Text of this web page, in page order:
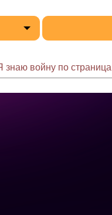
знаю войну по